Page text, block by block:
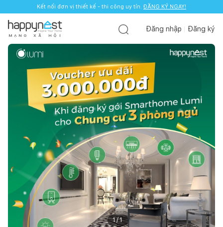
Kết nối đơn vị thiết kế - thi công uy tín. ĐĂNG KÝ NGAY!
M Ạ N G X Ã H Ộ I
Đăng nhập Đăng ký
1/1